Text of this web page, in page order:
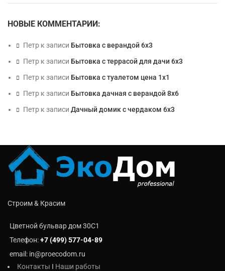
НОВЫЕ КОММЕНТАРИИ:
Петр к записи Бытовка с верандой 6х3
Петр к записи Бытовка с террасой для дачи 6х3
Петр к записи Бытовка с туалетом цена 1х1
Петр к записи Бытовка дачная с верандой 8х6
Петр к записи Дачный домик с чердаком 6х3
Строим & Красим
Цветной бульвар дом 30C1
Телефон:+7 (499) 577-04-89
email: in@proecodom.ru
Контакты I Наши работы